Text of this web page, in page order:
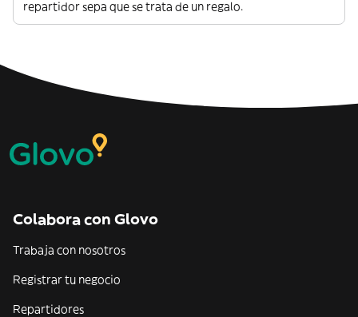
repartidor sepa que se trata de un regalo.
Colabora con Glovo
Trabaja con nosotros
Registrar tu negocio
Repartidores